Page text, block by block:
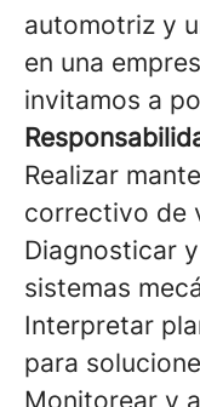
automotriz y
en una
invitamos a
Realizar
correctivo de
Diagnosticar
sistemas
Interpretar
para
Monitorear y